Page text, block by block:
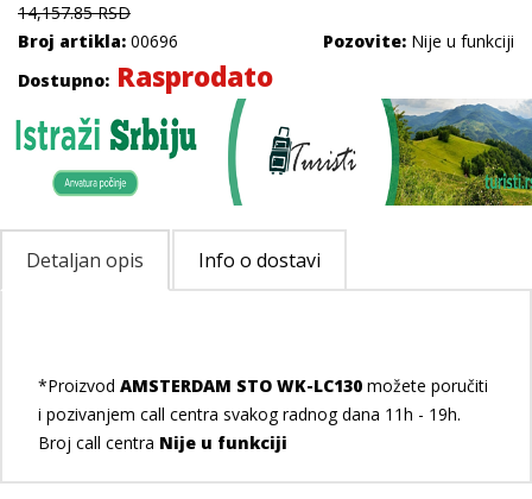
14,157.85 RSD
Broj artikla: 00696 Pozovite: Nije u funkciji
Dostupno: Rasprodato
Detaljan opis Info o dostavi
*Proizvod AMSTERDAM STO WK-LC130 možete poručiti
i pozivanjem call centra svakog radnog dana 11h - 19h.
Broj call centra Nije u funkciji